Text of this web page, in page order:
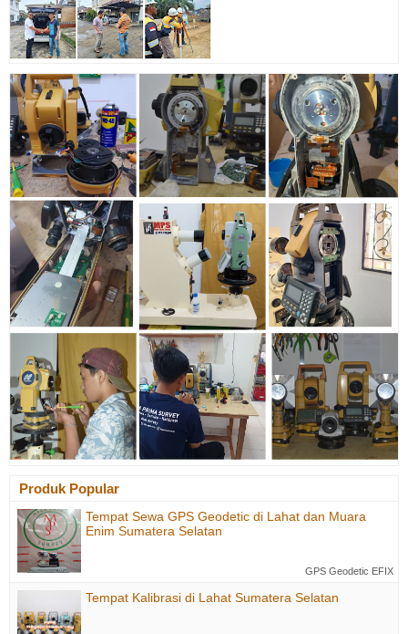
Produk Popular
Tempat Sewa GPS Geodetic di Lahat dan Muara
Enim Sumatera Selatan
GPS Geodetic EFIX
Tempat Kalibrasi di Lahat Sumatera Selatan